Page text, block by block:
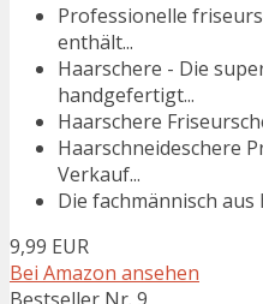
Professionelle
enthält...
Haarschere - Die
handgefertigt...
Haarschere
Haarschneideschere
Verkauf...
Die fachmännisch
9,99 EUR
Bei Amazon ansehen